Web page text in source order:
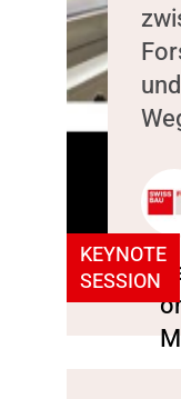
KEYNOTE
SESSION